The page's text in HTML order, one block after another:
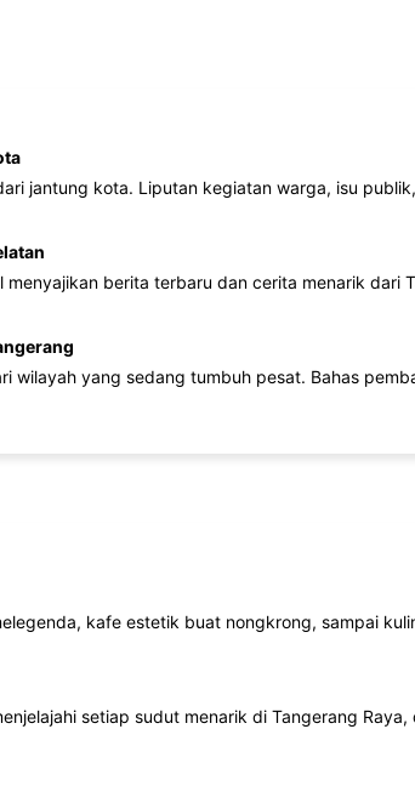
jantung kota. Liputan kegiatan warga, isu
menyajikan berita terbaru dan cerita menarik dari
wilayah yang sedang tumbuh pesat. Bahas
kafe estetik buat nongkrong, sampai
setiap sudut menarik di Tangerang